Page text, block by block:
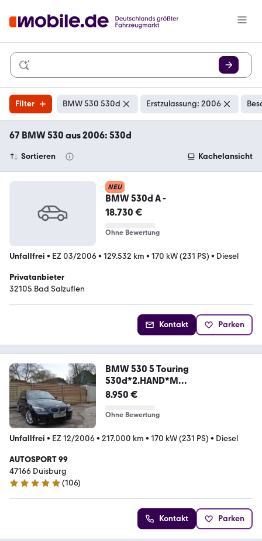
Filter BMW 530 530d Erstzulassung: 2006
67 BMW 530 aus 2006: 530d
Sortieren Kachelansicht
NEU
BMW 530d A -
18.730 €
Ohne Bewertung
Unfallfrei • EZ 03/2006• 129.532 km • 170 kW (231 PS) • Diesel
Privatanbieter
32105 Bad Salzuflen
Kontakt Parken
BMW 530 5 Touring
530d*2.HAND*M
PAKET*NAVI*LEDER*
8.950 €
Ohne Bewertung
Unfallfrei • EZ 12/2006• 217.000 km • 170 kW (231 PS) • Diesel
AUTOSPORT 99
47166 Duisburg
5 Sterne
(106)
Kontakt Parken